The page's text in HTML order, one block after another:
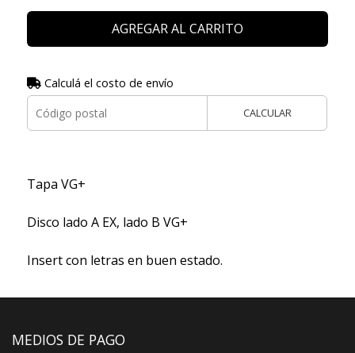
AGREGAR AL CARRITO
Calculá el costo de envío
CALCULAR
Tapa VG+
Disco lado A EX, lado B VG+
Insert con letras en buen estado.
MEDIOS DE PAGO